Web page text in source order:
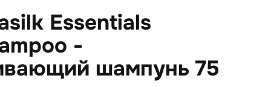
Essentials
-
шампунь 75